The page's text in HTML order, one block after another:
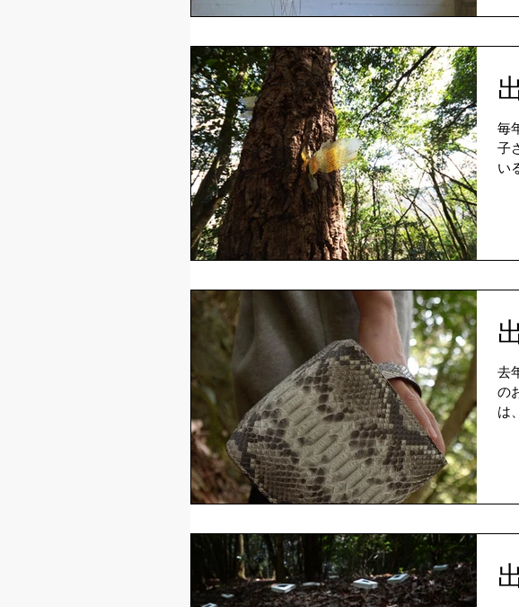
毎
子さん。 彼女の創
いると
去
のお二人。 今
は